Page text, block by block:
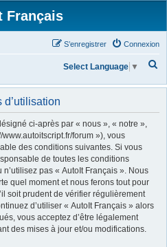
Français
Connexion
S’enregistrer
h
Select Language ▼
ci-après par « nous », « notre »,
forum »), vous
des conditions suivantes. Si vous
de toutes les conditions
pas « AutoIt Français ». Nous
quel moment et nous ferons tout pour
soit prudent de vérifier régulièrement
d’utiliser « AutoIt Français » alors
vous acceptez d’être légalement
des mises à jour et/ou modifications.